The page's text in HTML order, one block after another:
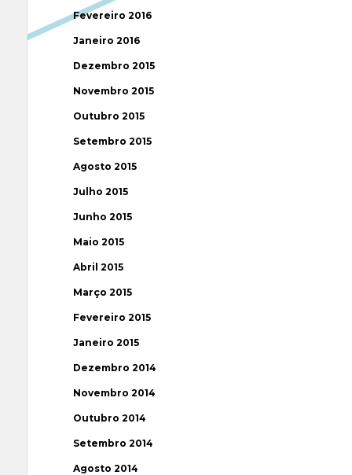
Fevereiro 2016
Janeiro 2016
Dezembro 2015
Novembro 2015
Outubro 2015
Setembro 2015
Agosto 2015
Julho 2015
Junho 2015
Maio 2015
Abril 2015
Março 2015
Fevereiro 2015
Janeiro 2015
Dezembro 2014
Novembro 2014
Outubro 2014
Setembro 2014
Agosto 2014